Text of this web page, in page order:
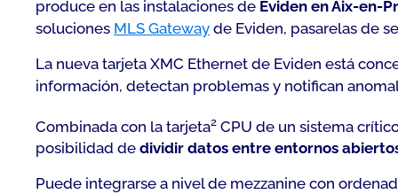
produce en las instalaciones de Eviden en Aix-en-
soluciones MLS Gateway de Eviden, pasarelas de
La nueva tarjeta XMC Ethernet de Eviden está
información, detectan problemas y notifican
Combinada con la tarjeta2 CPU de un sistema
posibilidad de dividir datos entre entornos
Puede integrarse a nivel de mezzanine con